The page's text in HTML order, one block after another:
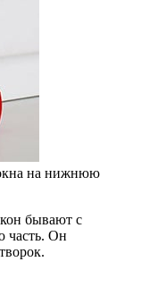
на нижнюю
бывают с
часть. Он